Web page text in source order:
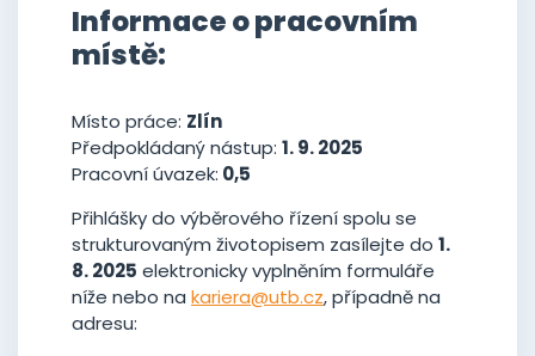
Informace o pracovním
místě:
Místo práce: Zlín
Předpokládaný nástup: 1. 9. 2025
Pracovní úvazek: 0,5
Přihlášky do výběrového řízení spolu se
strukturovaným životopisem zasílejte do 1.
8. 2025 elektronicky vyplněním formuláře
níže nebo na kariera@utb.cz, případně na
adresu: